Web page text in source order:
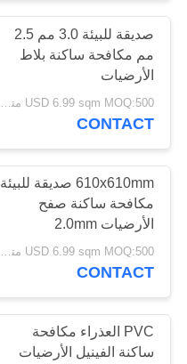
صديقة للبيئة 3.0 مم 2.5
مم مكافحة ساكنة بلاط
الأرضيات
USD 6.99 sqm MOQ:500 متر مربع
CONTACT
610x610mm صديقة للبيئة
مكافحة ساكنة صفح
الأرضيات 2.0mm
USD 6.99 sqm MOQ:500 متر مربع
CONTACT
PVC العذراء مكافحة
ساكنة الفينيل الأرضيات